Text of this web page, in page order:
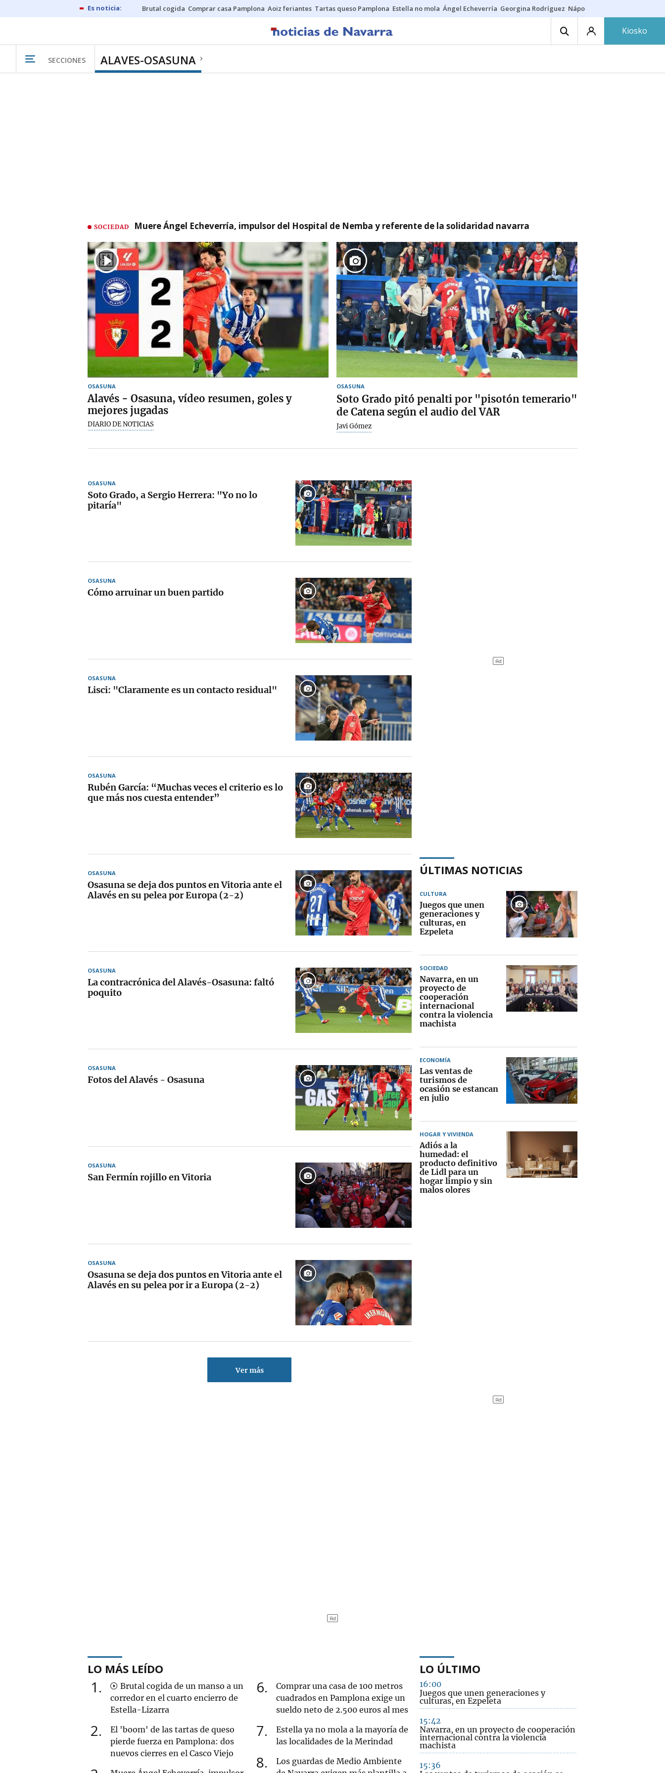
Brutal cogida Comprar casa Pamplona Aoiz feriantes Tartas queso Pamplona Estella no mola Ángel Echeverría Georgina Rodríguez Nápoles - Osasuna
Kiosko
SECCIONES ALAVES-OSASUNA
SOCIEDAD Muere Ángel Echeverría, impulsor del Hospital de Nemba y referente de la solidaridad navarra
OSASUNA
Alavés - Osasuna, vídeo resumen, goles y
mejores jugadas
DIARIO DE NOTICIAS
OSASUNA
Soto Grado pitó penalti por "pisotón temerario"
de Catena según el audio del VAR
Javi Gómez
OSASUNA
Soto Grado, a Sergio Herrera: "Yo no lo
pitaría"
OSASUNA
Cómo arruinar un buen partido
OSASUNA
Lisci: "Claramente es un contacto residual"
OSASUNA
Rubén García: “Muchas veces el criterio es lo
que más nos cuesta entender”
OSASUNA
Osasuna se deja dos puntos en Vitoria ante el
Alavés en su pelea por Europa (2-2)
OSASUNA
La contracrónica del Alavés-Osasuna: faltó
poquito
OSASUNA
Fotos del Alavés - Osasuna
OSASUNA
San Fermín rojillo en Vitoria
OSASUNA
Osasuna se deja dos puntos en Vitoria ante el
Alavés en su pelea por ir a Europa (2-2)
Ver más
ÚLTIMAS NOTICIAS
CULTURA
Juegos que unen
generaciones y
culturas, en
Ezpeleta
SOCIEDAD
Navarra, en un
proyecto de
cooperación
internacional
contra la violencia
machista
ECONOMÍA
Las ventas de
turismos de
ocasión se estancan
en julio
HOGAR Y VIVIENDA
Adiós a la
humedad: el
producto definitivo
de Lidl para un
hogar limpio y sin
malos olores
LO MÁS LEÍDO
1
Brutal cogida de un manso a un
corredor en el cuarto encierro de
Estella-Lizarra
2
El 'boom' de las tartas de queso
pierde fuerza en Pamplona: dos
nuevos cierres en el Casco Viejo
6
Comprar una casa de 100 metros
cuadrados en Pamplona exige un
sueldo neto de 2.500 euros al mes
7
Estella ya no mola a la mayoría de
las localidades de la Merindad
8
Los guardas de Medio Ambiente
LO ÚLTIMO
16:00
Juegos que unen generaciones y
culturas, en Ezpeleta
15:42
Navarra, en un proyecto de cooperación
internacional contra la violencia
machista
15:36